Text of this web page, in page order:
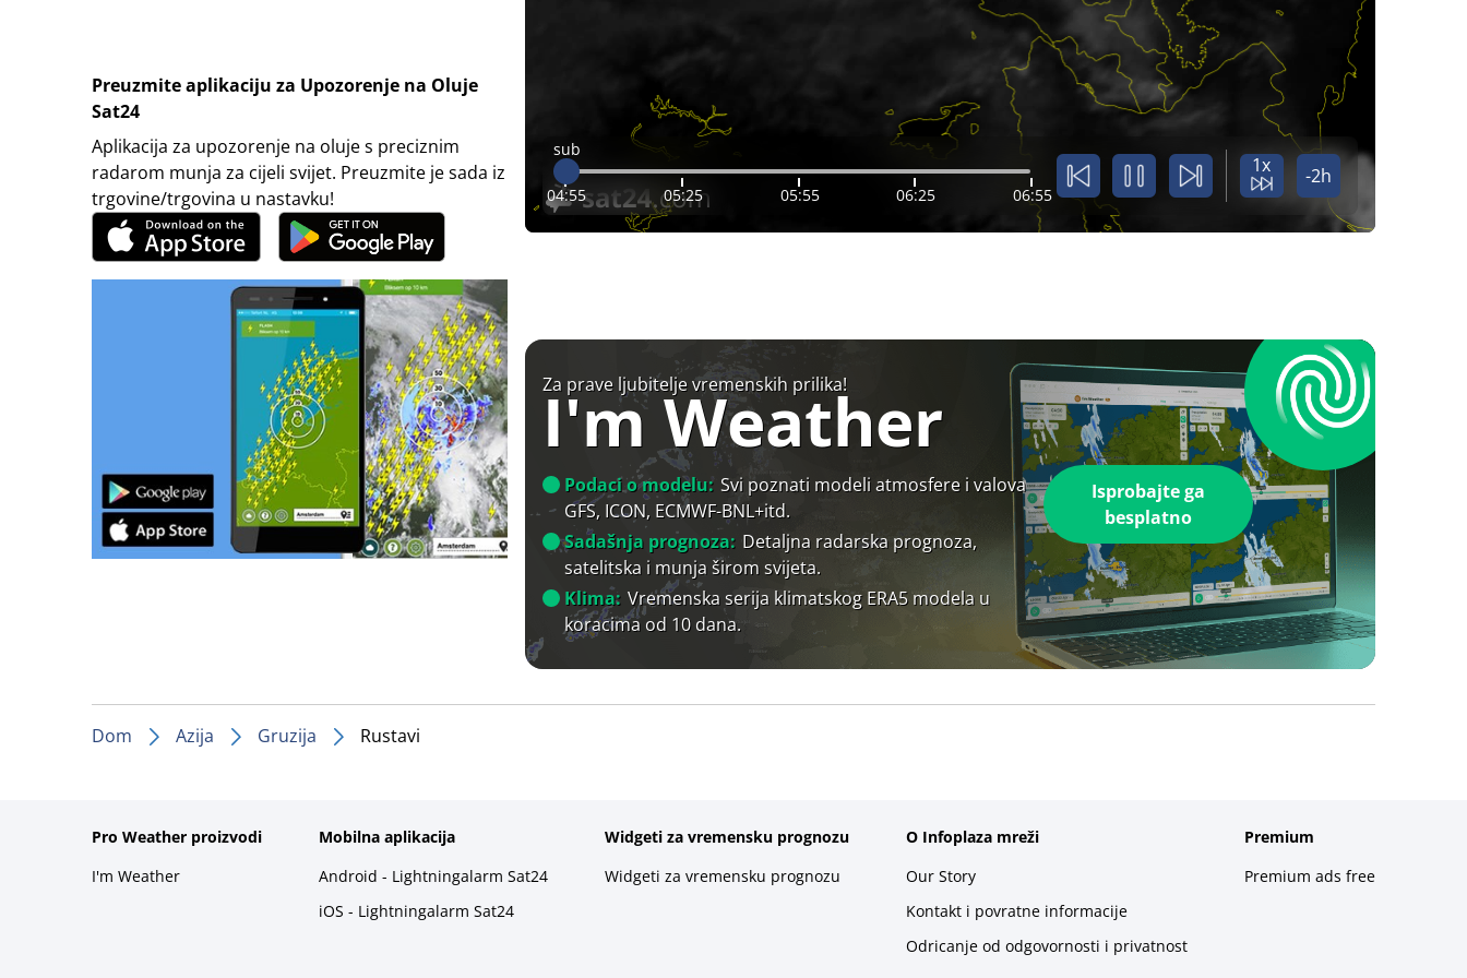
Preuzmite aplikaciju za Upozorenje na Oluje
Sat24
Aplikacija za upozorenje na oluje s preciznim
radarom munja za cijeli svijet. Preuzmite je sada iz
trgovine/trgovina u nastavku!
sub
04:55 05:25 05:55 06:25 06:55
1x -2h
Za prave ljubitelje vremenskih prilika!
I'm Weather
Podaci o modelu: Svi poznati modeli atmosfere i valova
GFS, ICON, ECMWF-BNL+itd.
Sadašnja prognoza: Detaljna radarska prognoza,
satelitska i munja širom svijeta.
Klima: Vremenska serija klimatskog ERA5 modela u
koracima od 10 dana.
Isprobajte ga
besplatno
Dom Azija Gruzija Rustavi
Pro Weather proizvodi
I'm Weather
Mobilna aplikacija
Android - Lightningalarm Sat24
iOS - Lightningalarm Sat24
Widgeti za vremensku prognozu
Widgeti za vremensku prognozu
O Infoplaza mreži
Our Story
Kontakt i povratne informacije
Odricanje od odgovornosti i privatnost
Premium
Premium ads free